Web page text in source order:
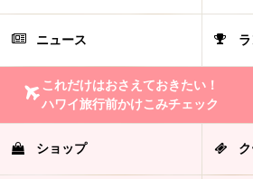
ニュース
これだけはおさえておきたい！
ハワイ旅行前かけこみチェック
ショップ